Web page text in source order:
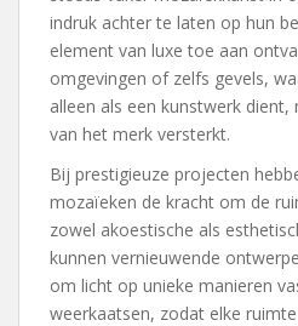
indruk achter te laten op hun
element van luxe toe aan
omgevingen of zelfs gevels,
alleen als een kunstwerk
van het merk versterkt.
Bij prestigieuze projecten
mozaïeken de kracht om de
zowel akoestische als
kunnen vernieuwende
om licht op unieke manieren
weerkaatsen, zodat elke